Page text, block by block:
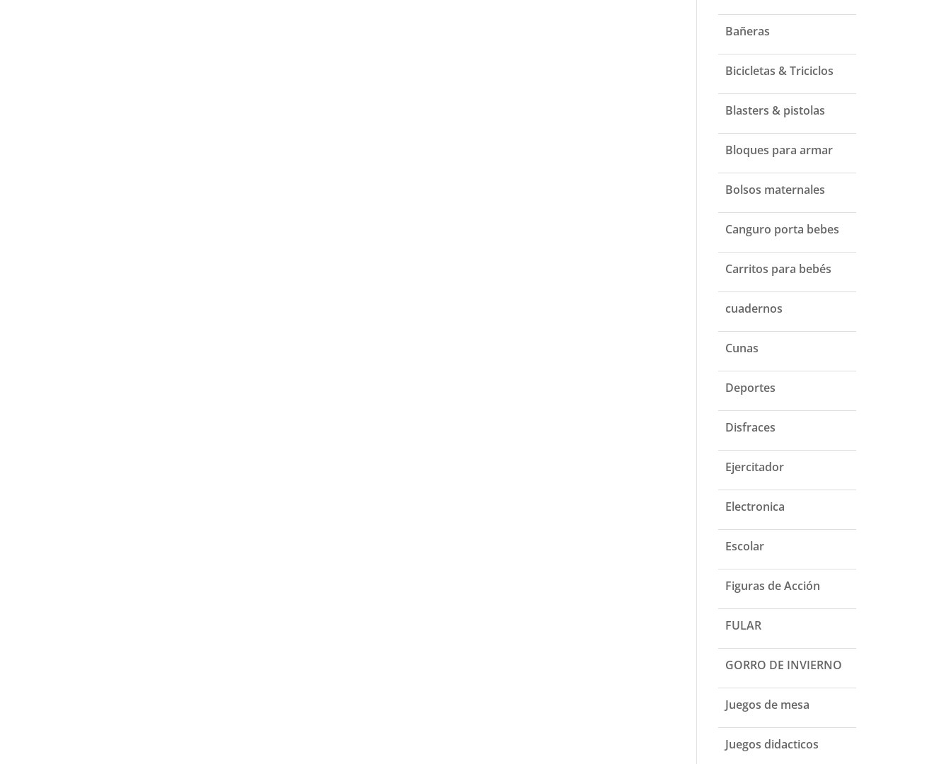
Bañeras
Bicicletas & Triciclos
Blasters & pistolas
Bloques para armar
Bolsos maternales
Canguro porta bebes
Carritos para bebés
cuadernos
Cunas
Deportes
Disfraces
Ejercitador
Electronica
Escolar
Figuras de Acción
FULAR
GORRO DE INVIERNO
Juegos de mesa
Juegos didacticos